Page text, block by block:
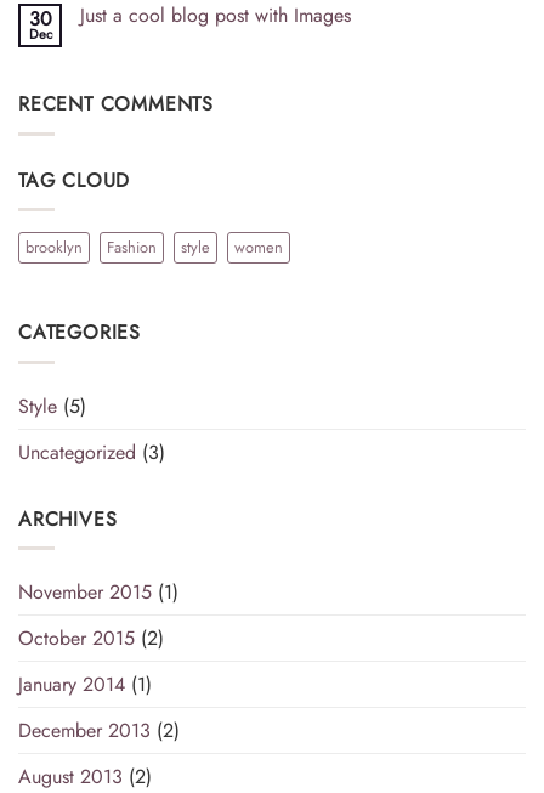
30
Dec
Just a cool blog post with Images
RECENT COMMENTS
TAG CLOUD
brooklyn Fashion style women
CATEGORIES
Style (5)
Uncategorized (3)
ARCHIVES
November 2015 (1)
October 2015 (2)
January 2014 (1)
December 2013 (2)
August 2013 (2)